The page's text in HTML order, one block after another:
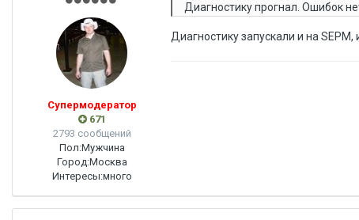
Супермодератор
671
2793 сообщений
Пол:Мужчина
Город:Москва
Интересы:много
Диагностику прогнал. Ошибок
Диагностику запускали и на